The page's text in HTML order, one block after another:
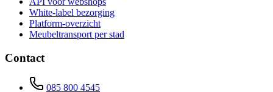
White-label bezorging
Platform-overzicht
Meubeltransport per stad
Contact
085 800 4545